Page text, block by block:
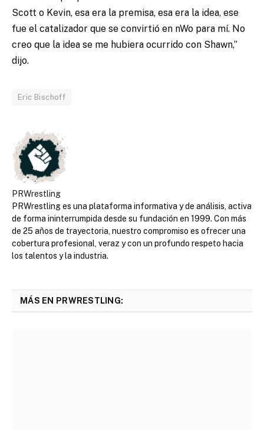
Scott o Kevin, esa era la premisa, esa era la idea, ese
fue el catalizador que se convirtió en nWo para mí. No
creo que la idea se me hubiera ocurrido con Shawn,”
dijo.
Eric Bischoff
PRWrestling
PRWrestling es una plataforma informativa y de análisis, activa
de forma ininterrumpida desde su fundación en 1999. Con más
de 25 años de trayectoria, nuestro compromiso es ofrecer una
cobertura profesional, veraz y con un profundo respeto hacia
los talentos y la industria.
MÁS EN PRWRESTLING: